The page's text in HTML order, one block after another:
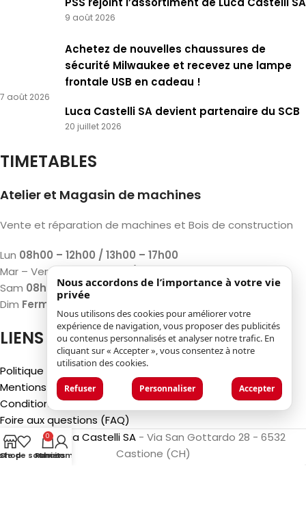
9 août 2026
Achetez de nouvelles chaussures de
sécurité Milwaukee et recevez une lampe
frontale USB en cadeau !
7 août 2026
Luca Castelli SA devient partenaire du SCB
20 juillet 2026
TIMETABLES
Atelier et Magasin de machines
Vente et réparation de machines et Bois de construction
Lun 08h00 – 12h00 / 13h00 – 17h00
Mar – Ven
Sam 08h00 – 12h00 / 13h00 – 17h00
Dim Fermé
LIENS
Politique de confidentialité
Mentions légales
Conditions générales d'utilisation
Foire aux questions (FAQ)
©2025 Luca Castelli SA- Via San Gottardo 28 - 6532
Castione (CH)
Shopde souhaits
0
Panier
Mon compte
Nous accordons de l’importance à votre vie
privée
Nous utilisons des cookies pour améliorer votre
expérience de navigation, vous proposer des publicités
ou contenus personnalisés et analyser notre trafic. En
cliquant sur « Accepter », vous consentez à notre
utilisation des cookies.
Refuser Personnaliser Accepter